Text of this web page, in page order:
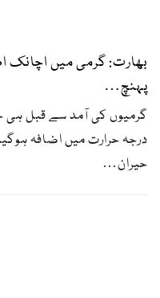
پہنچ…
گرمیوں کی آمد سے قبل ہی
درجہ حرارت میں اضافہ
حیران…